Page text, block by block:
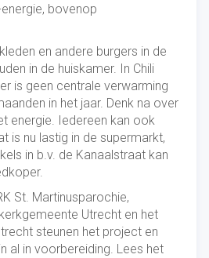
bovenop
en andere burgers in de
in de huiskamer. In Chili
is geen centrale verwarming
in het jaar. Denk na over
energie. Iedereen kan ook
is nu lastig in de supermarkt,
in b.v. de Kanaalstraat kan
St. Martinusparochie,
Utrecht en het
steunen het project en
al in voorbereiding. Lees het